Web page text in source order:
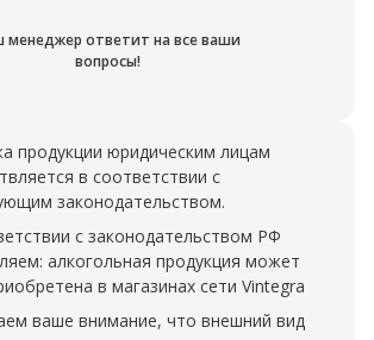
менеджер ответит на все ваши
вопросы!
продукции юридическим лицам
в соответствии с
законодательством.
с законодательством РФ
алкогольная продукция может
в магазинах сети Vintegra
ваше внимание, что внешний вид